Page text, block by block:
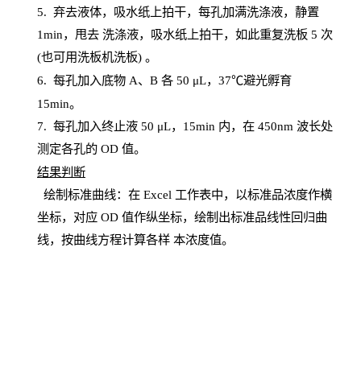
5. 弃去液体，吸水纸上拍干，每孔加满洗涤液，静置
1min，甩去 洗涤液，吸水纸上拍干，如此重复洗板 5 次
(也可用洗板机洗板) 。
6. 每孔加入底物A、B 各 50 μL，37℃避光孵育
15min。
7. 每孔加入终止液 50 μL， 15min 内，在450nm 波长处
测定各孔的 OD 值。
结果判断
绘制标准曲线：在 Excel 工作表中，以标准品浓度作横
坐标，对应OD 值作纵坐标，绘制出标准品线性回归曲
线，按曲线方程计算各样 本浓度值。